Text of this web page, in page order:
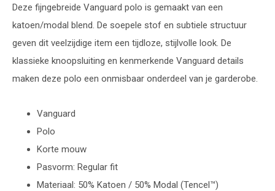
Deze fijngebreide Vanguard polo is gemaakt van een
katoen/modal blend. De soepele stof en subtiele structuur
geven dit veelzijdige item een tijdloze, stijlvolle look. De
klassieke knoopsluiting en kenmerkende Vanguard details
maken deze polo een onmisbaar onderdeel van je garderobe.
Vanguard
Polo
Korte mouw
Pasvorm: Regular fit
Materiaal: 50% Katoen / 50% Modal (Tencel™)